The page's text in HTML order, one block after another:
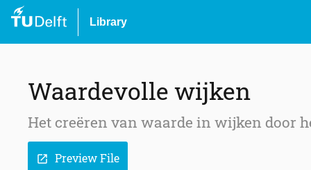
Library
Waardevolle wijken
Het creëren van waarde in wijken door
open_in_new Preview File